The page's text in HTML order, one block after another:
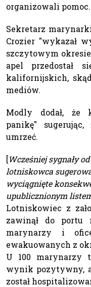
organizowali pomoc.
Sekretarz
Crozier "wykazał
szczytowym
apel przedostał
kalifornijskich,
mediów.
Modly dodał, że
panikę"
umrzeć.
[Wcześniej sygnały
lotniskowca
wyciągnięte
upublicznionym
Lotniskowiec z
zawinął do portu
marynarzy i
ewakuowanych z
U 100 marynarzy
wynik pozytywny,
został